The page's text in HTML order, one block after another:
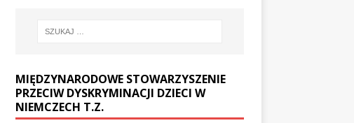
MIĘDZYNARODOWE STOWARZYSZENIE
PRZECIW DYSKRYMINACJI DZIECI W
NIEMCZECH T.Z.